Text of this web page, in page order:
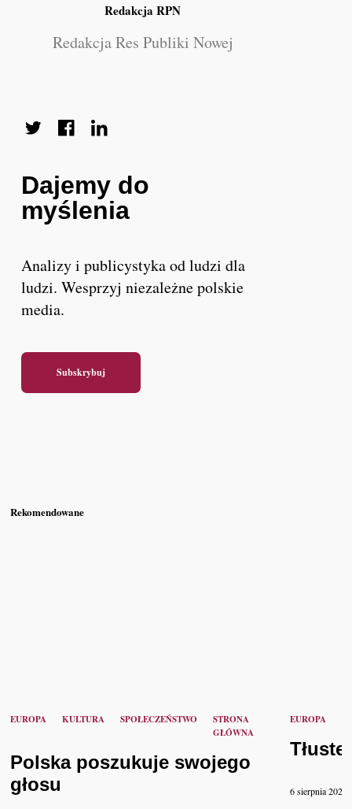
Redakcja RPN
Redakcja Res Publiki Nowej
Dajemy do
myślenia
Analizy i publicystyka od ludzi dla
ludzi. Wesprzyj niezależne polskie
media.
Subskrybuj
Rekomendowane
EUROPA KULTURA SPOŁECZEŃSTWO
STRONA
GŁÓWNA
Polska poszukuje swojego
głosu
EUROPA
Tłuste
6 sierpnia 2026